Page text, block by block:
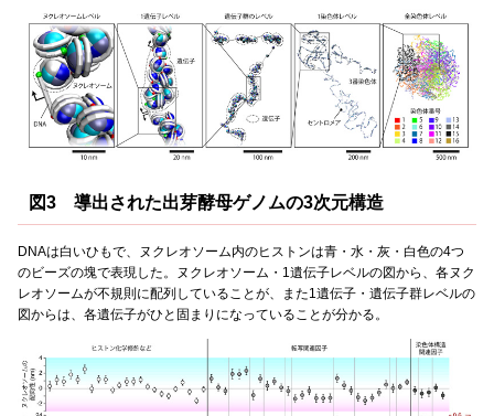
図3 導出された出芽酵母ゲノムの3次元構造
DNAは白いひもで、ヌクレオソーム内のヒストンは青・水・灰・白色の4つ
のビーズの塊で表現した。ヌクレオソーム・1遺伝子レベルの図から、各ヌク
レオソームが不規則に配列していることが、また1遺伝子・遺伝子群レベルの
図からは、各遺伝子がひと固まりになっていることが分かる。